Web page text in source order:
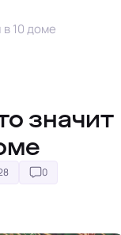
10 доме
значит
0